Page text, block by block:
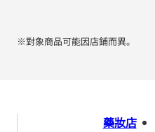
※對象商品可能因店鋪而異。
藥妝店